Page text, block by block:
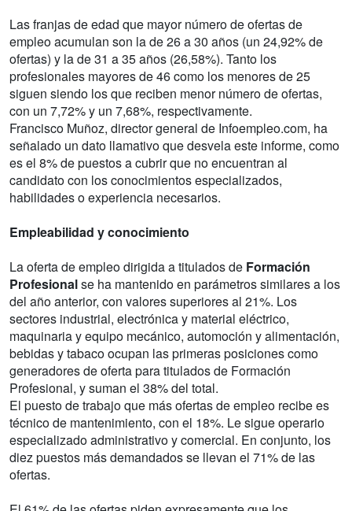
Las franjas de edad que mayor número de ofertas de
empleo acumulan son la de 26 a 30 años (un 24,92% de
ofertas) y la de 31 a 35 años (26,58%). Tanto los
profesionales mayores de 46 como los menores de 25
siguen siendo los que reciben menor número de ofertas,
con un 7,72% y un 7,68%, respectivamente.
Francisco Muñoz, director general de Infoempleo.com, ha
señalado un dato llamativo que desvela este informe, como
es el 8% de puestos a cubrir que no encuentran al
candidato con los conocimientos especializados,
habilidades o experiencia necesarios.
Empleabilidad y conocimiento
La oferta de empleo dirigida a titulados de Formación
Profesionalse ha mantenido en parámetros similares a los
del año anterior, con valores superiores al 21%. Los
sectores industrial, electrónica y material eléctrico,
maquinaria y equipo mecánico, automoción y alimentación,
bebidas y tabaco ocupan las primeras posiciones como
generadores de oferta para titulados de Formación
Profesional, y suman el 38% del total.
El puesto de trabajo que más ofertas de empleo recibe es
técnico de mantenimiento, con el 18%. Le sigue operario
especializado administrativo y comercial. En conjunto, los
diez puestos más demandados se llevan el 71% de las
ofertas.